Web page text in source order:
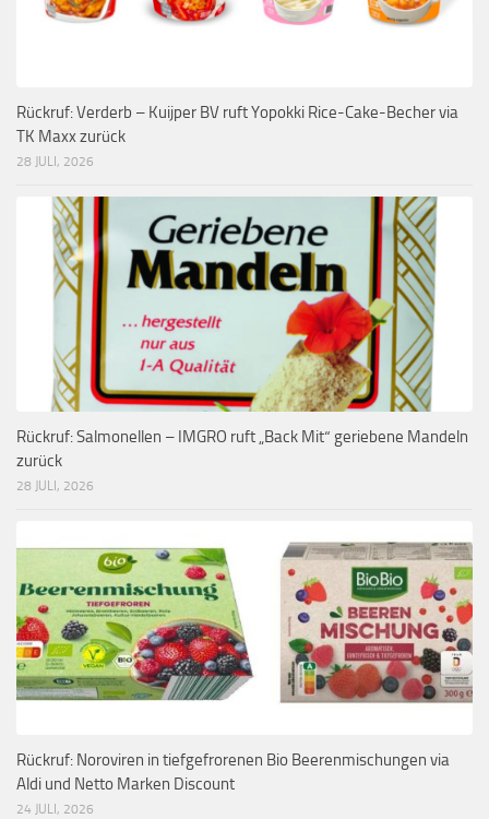
Rückruf: Verderb – Kuijper BV ruft Yopokki Rice-Cake-Becher via
TK Maxx zurück
28 JULI, 2026
Rückruf: Salmonellen – IMGRO ruft „Back Mit“ geriebene Mandeln
zurück
28 JULI, 2026
Rückruf: Noroviren in tiefgefrorenen Bio Beerenmischungen via
Aldi und Netto Marken Discount
24 JULI, 2026